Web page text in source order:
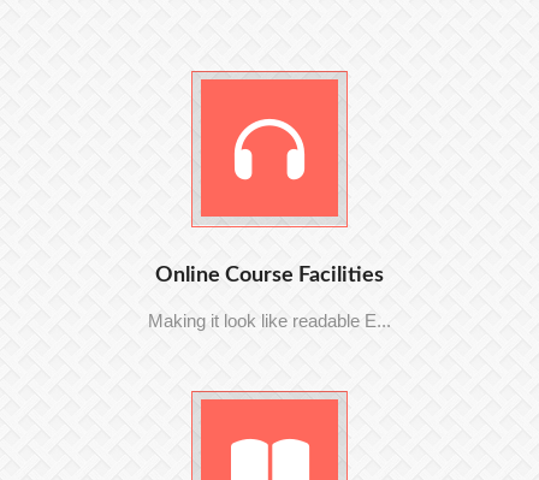
Online Course Facilities
Making it look like readable E...